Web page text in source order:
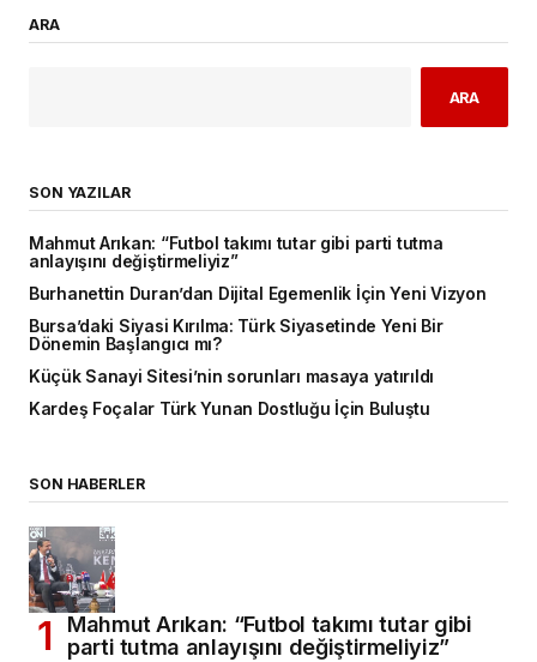
ARA
ARA
SON YAZILAR
Mahmut Arıkan: “Futbol takımı tutar gibi parti tutma
anlayışını değiştirmeliyiz”
Burhanettin Duran’dan Dijital Egemenlik İçin Yeni Vizyon
Bursa’daki Siyasi Kırılma: Türk Siyasetinde Yeni Bir
Dönemin Başlangıcı mı?
Küçük Sanayi Sitesi’nin sorunları masaya yatırıldı
Kardeş Foçalar Türk Yunan Dostluğu İçin Buluştu
SON HABERLER
Mahmut Arıkan: “Futbol takımı tutar gibi
parti tutma anlayışını değiştirmeliyiz”